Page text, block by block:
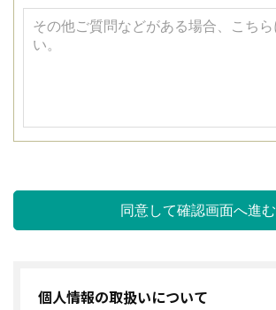
同意して確認画面へ進む
個人情報の取扱いについて